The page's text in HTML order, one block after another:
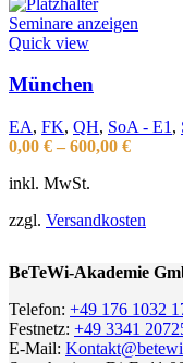
Seminare anzeigen
Quick view
München
EA, FK, QH, SoA - E1 ,
0,00 € – 600,00 €
inkl. MwSt.
zzgl. Versandkosten
BeTeWi-Akademie
Telefon: +49 176 1032
Festnetz: +49 3341
E-Mail: